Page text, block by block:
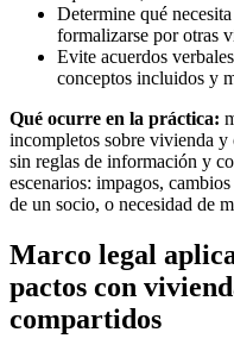
Determine qué
formalizarse por otras
Evite acuerdos
conceptos incluidos y
Qué ocurre en la práctica:
incompletos sobre vivienda y
sin reglas de información y
escenarios: impagos,
de un socio, o necesidad de
Marco legal
pactos con
compartidos